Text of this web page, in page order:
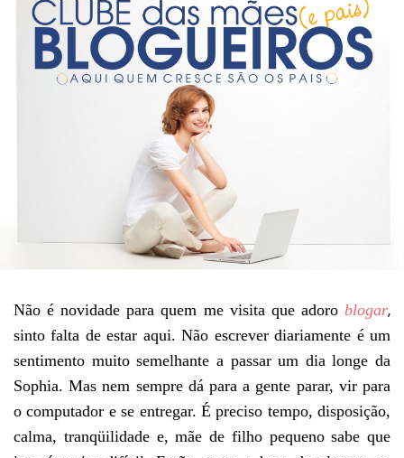
Não é novidade para quem me visita que adoro blogar,
sinto falta de estar aqui. Não escrever diariamente é um
sentimento muito semelhante a passar um dia longe da
Sophia. Mas nem sempre dá para a gente parar, vir para
o computador e se entregar. É preciso tempo, disposição,
calma, tranqüilidade e, mãe de filho pequeno sabe que